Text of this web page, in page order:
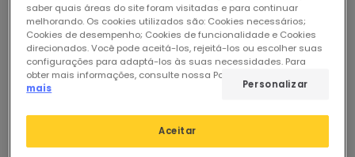
saber quais áreas do site foram visitadas e para continuar
melhorando. Os cookies utilizados são: Cookies necessários;
Cookies de desempenho; Cookies de funcionalidade e Cookies
direcionados. Você pode aceitá-los, rejeitá-los ou escolher suas
configurações para adaptá-los às suas necessidades. Para
obter mais informações, consulte nossa Política de Cookies.
mais
Aceitar
Personalizar